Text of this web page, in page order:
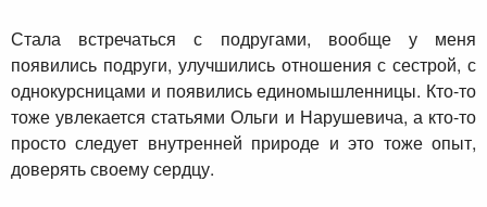
Стала встречаться с подругами, вообще у меня
появились подруги, улучшились отношения с сестрой, с
однокурсницами и появились единомышленницы. Кто-то
тоже увлекается статьями Ольги и Нарушевича, а кто-то
просто следует внутренней природе и это тоже опыт,
доверять своему сердцу.